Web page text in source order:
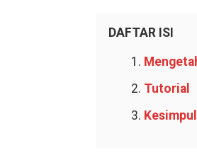
DAFTAR ISI
Tutorial